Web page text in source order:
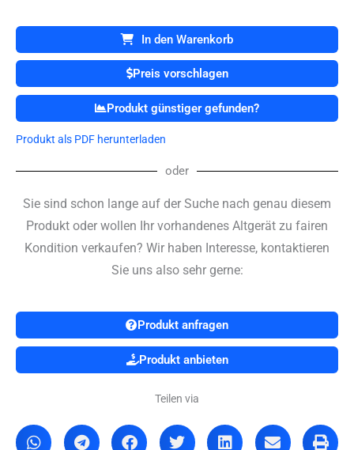
Plus
PSG
Polysomnographic
+
+
Tragetasche
Menge
In den Warenkorb
Preis vorschlagen
Produkt günstiger gefunden?
Produkt als PDF herunterladen
oder
Sie sind schon lange auf der Suche nach genau diesem
Produkt oder wollen Ihr vorhandenes Altgerät zu fairen
Kondition verkaufen? Wir haben Interesse, kontaktieren
Sie uns also sehr gerne:
Produkt anfragen
Produkt anbieten
Teilen via